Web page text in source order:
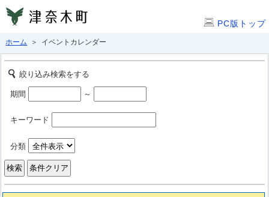
PC版トップ
ホーム ＞ イベントカレンダー
絞り込み検索をする
期間 ～
キーワード
分類